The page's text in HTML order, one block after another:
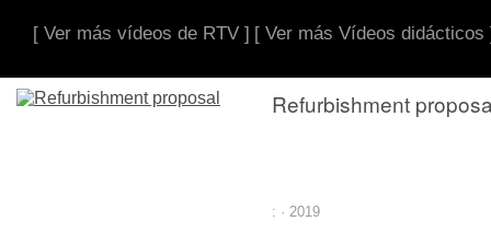
[ Ver más vídeos de RTV ] [ Ver más Vídeos didácticos
Refurbishment
: · 2019